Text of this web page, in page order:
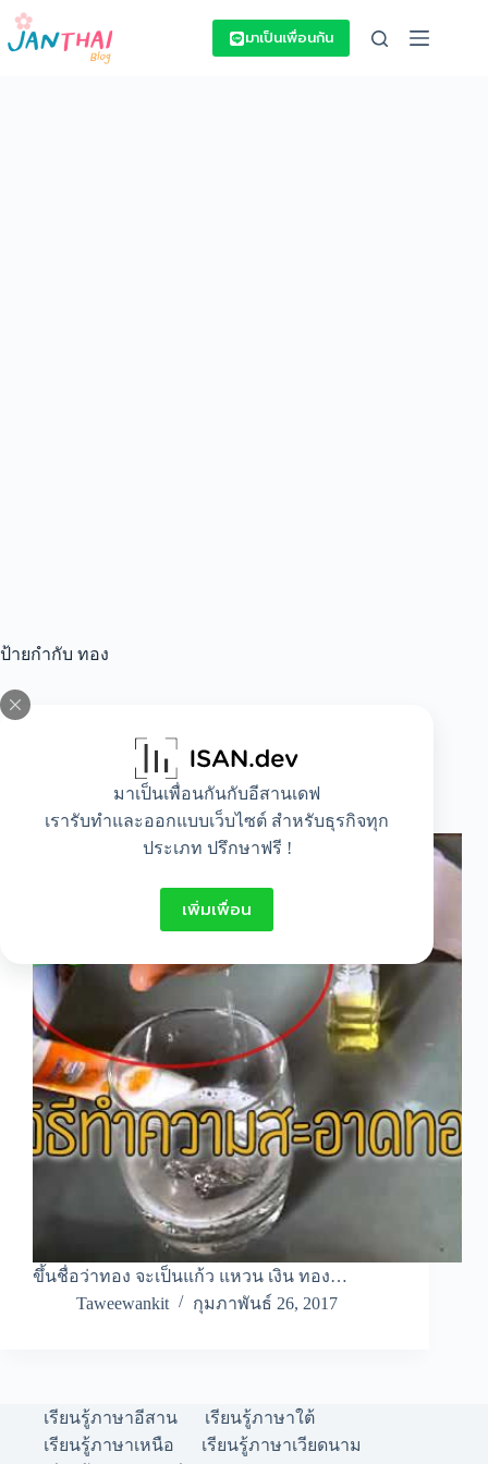
Skip
content
มาเป็นเพื่อนกันกับอีสานเดฟ
เรารับทำและออกแบบเว็บไซต์ สำหรับธุรกิจทุก
ประเภท ปรึกษาฟรี !
เพิ่มเพื่อน
มาเป็นเพื่อนกัน
ป้ายกำกับ ทอง
Idea
วิธีทําความสะอาดทอง
ขึ้นชื่อว่าทอง จะเป็นแก้ว แหวน เงิน ทอง…
Taweewankit
กุมภาพันธ์ 26, 2017
เรียนรู้ภาษาอีสาน
เรียนรู้ภาษาใต้
เรียนรู้ภาษาเหนือ
เรียนรู้ภาษาเวียดนาม